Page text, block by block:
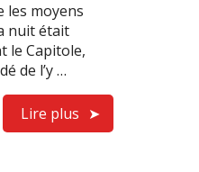
les moyens
nuit était
le Capitole,
de l’y …
Lire plus